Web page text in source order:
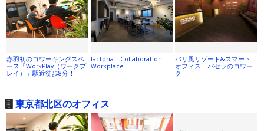
赤羽初のコワーキングスペ
ース「WorkPlay（ワークプ
レイ）」駅近徒歩8分！
factoria – Collaboration
Workplace –
バリ風リゾート&スマート
オフィス パセラのコワー
ク
東京都北区のオフィス